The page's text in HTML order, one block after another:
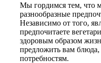
Мы гордимся тем, что
разнообразные
Независимо от того,
предпочитаете
здоровым образом
предложить вам
потребностям.